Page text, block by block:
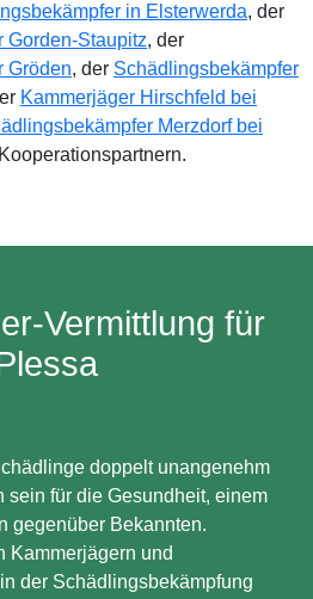
in Elsterwerda, der
Gorden-Staupitz, der
Gröden, der Schädlingsbekämpfer
Kammerjäger Hirschfeld bei
Merzdorf bei
Vermittlung für
doppelt unangenehm
sein für die Gesundheit, einem
gegenüber Bekannten.
Kammerjägern und
der Schädlingsbekämpfung